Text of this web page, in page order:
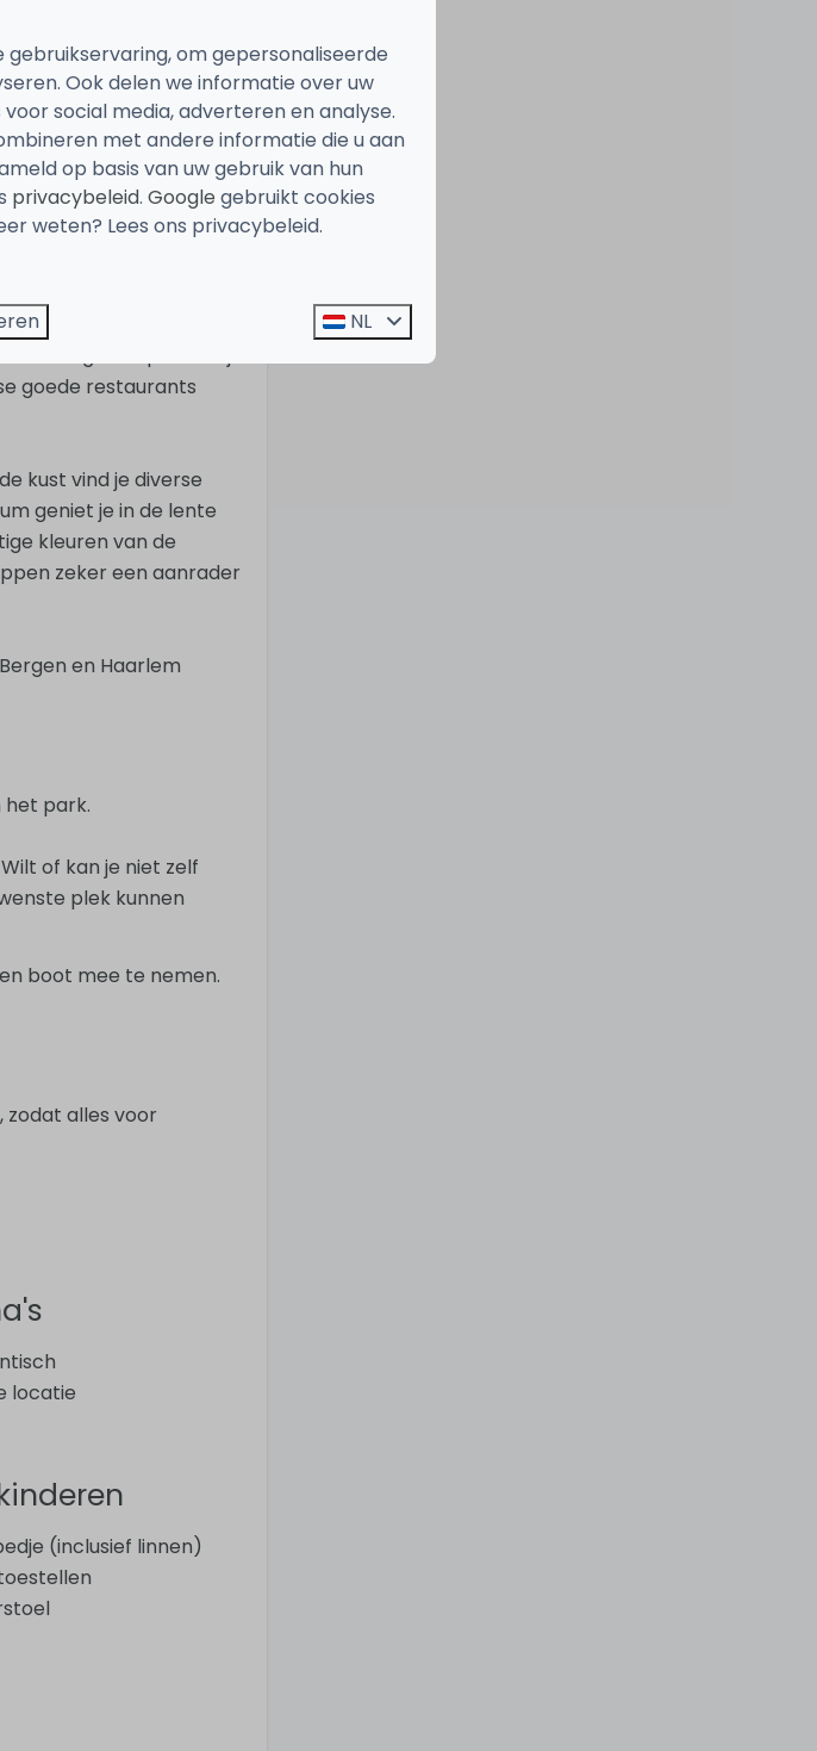
eettafel en de
uitzicht hebt over
bevindt zich een
Het meer is perfect
kunt een ligplaats
een goede plek om je
goede restaurants
kust vind je diverse
geniet je in de lente
kleuren van de
zeker een aanrader
en Haarlem
park.
of kan je niet zelf
plek kunnen
boot mee te nemen.
zodat alles voor
locatie
(inclusief linnen)
om gepersonaliseerde
Ook delen we informatie over uw
social media, adverteren en analyse.
met andere informatie die u aan
op basis van uw gebruik van hun
privacybeleid. Google gebruikt cookies
weten? Lees ons privacybeleid.
NL